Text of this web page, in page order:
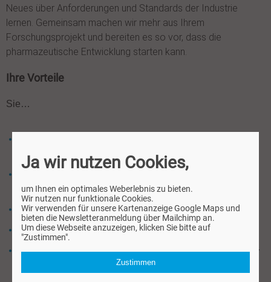
Neues über Anforderungen und Standards der Industrie
lernen. Gemeinsam machen wir mehr aus Ihrem
Forschungsprojekt und bereiten es so vor, dass die
pharmazeutische Entwicklung starten kann.
Ihre Vorteile
Sie…
Patienten weiter.
Spezialisten in der Wirkstoffforschung.
validieren Ihr Projekt.
gewinnen neue wissenschaftliche Einsichten.
erhalten Zugang zu wertvollen Tools und Substanzen für
Ja wir nutzen Cookies,
um Ihnen ein optimales Weberlebnis zu bieten.
Wir nutzen nur funktionale Cookies.
Wir verwenden für unsere Kartenanzeige Google Maps und
bieten die Newsletteranmeldung über Mailchimp an.
Um diese Webseite anzuzeigen, klicken Sie bitte auf
"Zustimmen".
Zustimmen